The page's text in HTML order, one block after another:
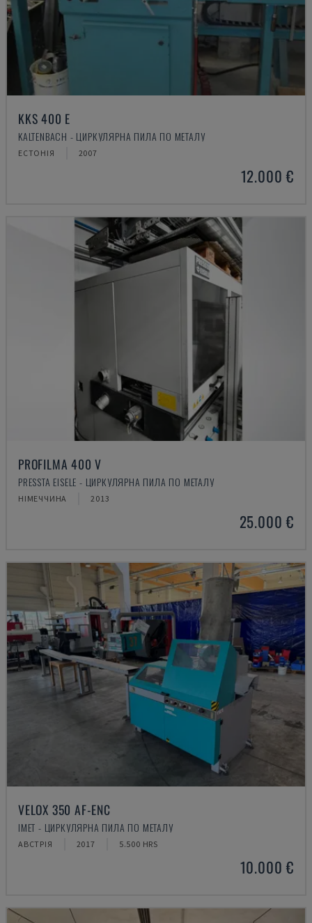
KKS 400 E
KALTENBACH - ЦИРКУЛЯРНА ПИЛА ПО МЕТАЛУ
ЕСТОНІЯ 2007
12.000 €
PROFILMA 400 V
PRESSTA EISELE - ЦИРКУЛЯРНА ПИЛА ПО МЕТАЛУ
НІМЕЧЧИНА 2013
25.000 €
VELOX 350 AF-ENC
IMET - ЦИРКУЛЯРНА ПИЛА ПО МЕТАЛУ
АВСТРІЯ 2017 5.500 HRS
10.000 €